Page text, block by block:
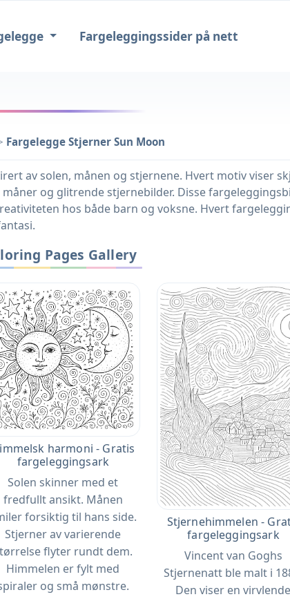
Fargeleggingssider på nett
Fargelegge Stjerner Sun Moon
av solen, månen og stjernene. Hvert motiv viser
og glitrende stjernebilder. Disse
hos både barn og voksne. Hvert
Pages Gallery
harmoni - Gratis
fargeleggingsark
Solen skinner med et
fredfullt ansikt. Månen
forsiktig til hans side.
Stjerner av varierende
flyter rundt dem.
Himmelen er fylt med
og små mønstre.
Stjernehimmelen -
fargeleggingsark
Vincent van Goghs
Stjernenatt ble malt i
Den viser en virvlende